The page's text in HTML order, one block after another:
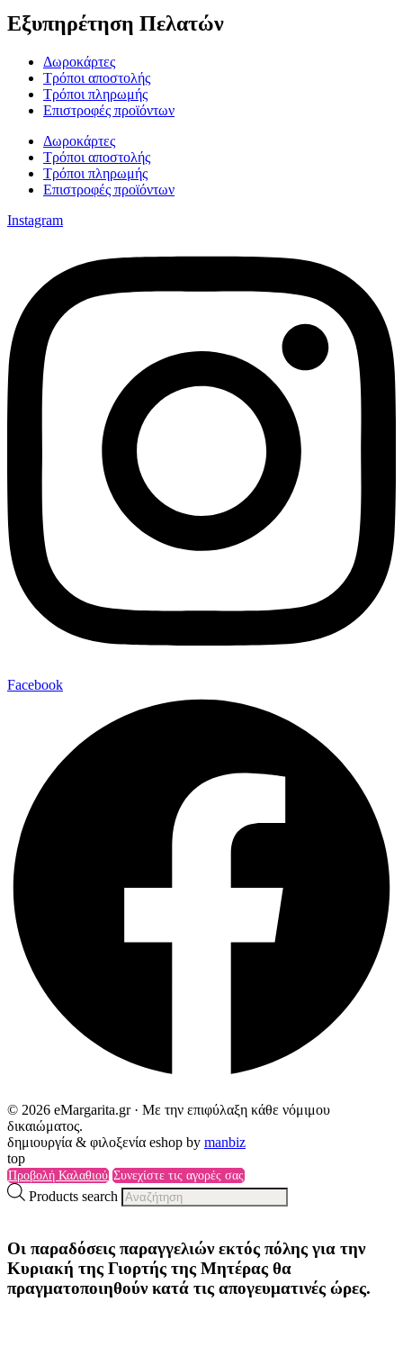
Εξυπηρέτηση Πελατών
Δωροκάρτες
Τρόποι αποστολής
Τρόποι πληρωμής
Επιστροφές προϊόντων
Δωροκάρτες
Τρόποι αποστολής
Τρόποι πληρωμής
Επιστροφές προϊόντων
Instagram
Facebook
© 2026 eMargarita.gr · Με την επιφύλαξη κάθε νόμιμου
δικαιώματος.
δημιουργία & φιλοξενία eshop by manbiz
top
Προβολή Καλαθιού Συνεχίστε τις αγορές σας
Products search
Οι παραδόσεις παραγγελιώνεκτός πόλης για την
Κυριακή της Γιορτής της Μητέρας θα
πραγματοποιηθούν κατά τις απογευματινές ώρες.